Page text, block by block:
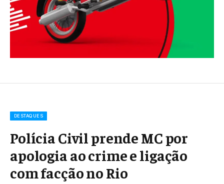
DESTAQUES
Polícia Civil prende MC por
apologia ao crime e ligação
com facção no Rio